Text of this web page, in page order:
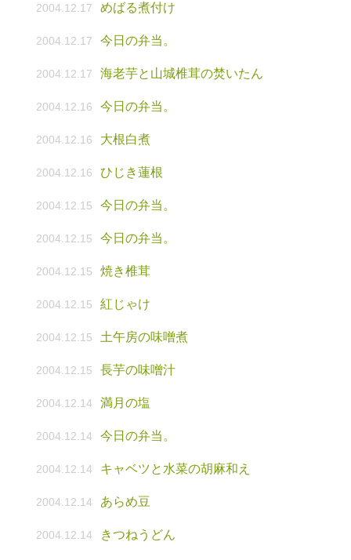
2004.12.17 めばる煮付け
2004.12.17 今日の弁当。
2004.12.17 海老芋と山城椎茸の焚いたん
2004.12.16 今日の弁当。
2004.12.16 大根白煮
2004.12.16 ひじき蓮根
2004.12.15 今日の弁当。
2004.12.15 今日の弁当。
2004.12.15 焼き椎茸
2004.12.15 紅じゃけ
2004.12.15 土午房の味噌煮
2004.12.15 長芋の味噌汁
2004.12.14 満月の塩
2004.12.14 今日の弁当。
2004.12.14 キャベツと水菜の胡麻和え
2004.12.14 あらめ豆
2004.12.14 きつねうどん